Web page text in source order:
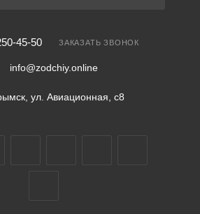
45-50 ЗАКАЗАТЬ ЗВОНОК
info@zodchiy.online
ул. Авиационная, с8